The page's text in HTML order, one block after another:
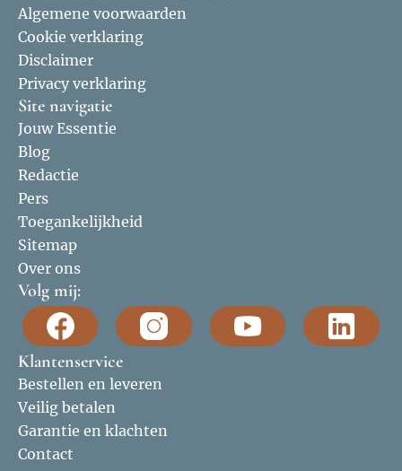
Algemene voorwaarden
Cookie verklaring
Disclaimer
Privacy verklaring
Site navigatie
Jouw Essentie
Blog
Redactie
Pers
Toegankelijkheid
Sitemap
Over ons
Volg mij:
Klantenservice
Bestellen en leveren
Veilig betalen
Garantie en klachten
Contact